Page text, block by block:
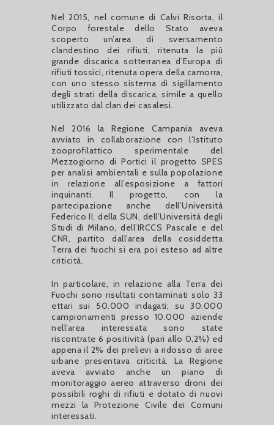
Nel 2015, nel comune di Calvi Risorta, il
Corpo forestale dello Stato aveva
scoperto un’area di sversamento
clandestino dei rifiuti, ritenuta la più
grande discarica sotterranea d’Europa di
rifiuti tossici, ritenuta opera della camorra,
con uno stesso sistema di sigillamento
degli strati della discarica, simile a quello
utilizzato dal clan dei casalesi.
Nel 2016 la Regione Campania aveva
avviato in collaborazione con l’Istituto
zooprofilattico sperimentale del
Mezzogiorno di Portici il progetto SPES
per analisi ambientali e sulla popolazione
in relazione all’esposizione a fattori
inquinanti. Il progetto, con la
partecipazione anche dell’Università
Federico II, della SUN, dell’Università degli
Studi di Milano, dell’IRCCS Pascale e del
CNR, partito dall’area della cosiddetta
Terra dei fuochi si era poi esteso ad altre
criticità.
In particolare, in relazione alla Terra dei
Fuochi sono risultati contaminati solo 33
ettari sui 50.000 indagati; su 30.000
campionamenti presso 10.000 aziende
nell’area interessata sono state
riscontrate 6 positività (pari allo 0,2%) ed
appena il 2% dei prelievi a ridosso di aree
urbane presentava criticità. La Regione
aveva avviato anche un piano di
monitoraggio aereo attraverso droni dei
possibili roghi di rifiuti e dotato di nuovi
mezzi la Protezione Civile dei Comuni
interessati.